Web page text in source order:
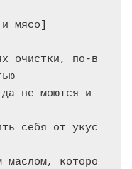
мясо]
очистки, по-в
не моются и
себя от укус
маслом, которо